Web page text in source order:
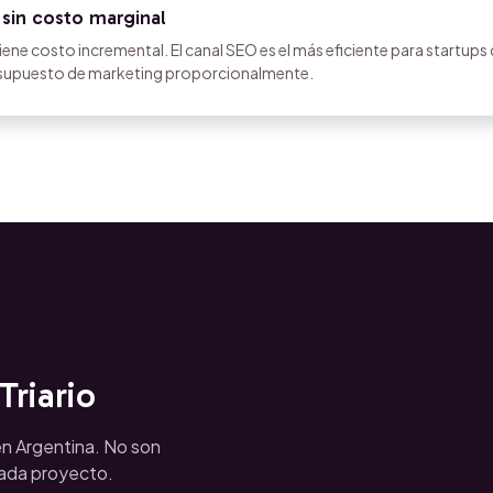
costo marginal
costo incremental. El canal SEO es el más eficiente para startups
de marketing proporcionalmente.
Argentina. No son
proyecto.